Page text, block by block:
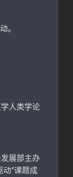
。
人类学论
展部主办
动”课题成